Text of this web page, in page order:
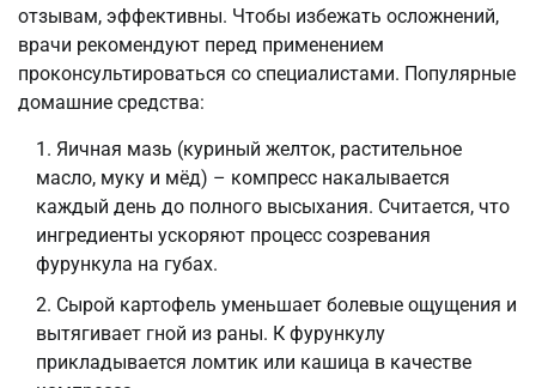
отзывам, эффективны. Чтобы избежать осложнений,
врачи рекомендуют перед применением
проконсультироваться со специалистами. Популярные
домашние средства:
Яичная мазь (куриный желток, растительное
масло, муку и мёд) – компресс накалывается
каждый день до полного высыхания. Считается, что
ингредиенты ускоряют процесс созревания
фурункула на губах.
Сырой картофель уменьшает болевые ощущения и
вытягивает гной из раны. К фурункулу
прикладывается ломтик или кашица в качестве